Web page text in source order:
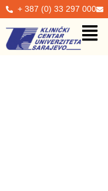
+ 387 (0) 33 297 000